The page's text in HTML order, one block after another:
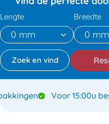
Lengte Breedte
Voor 15:00u